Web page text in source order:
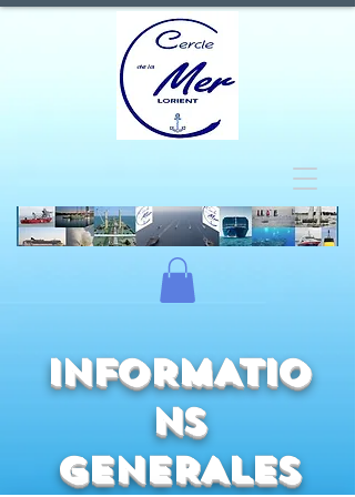
INFORMATIO
NS
GENERALES